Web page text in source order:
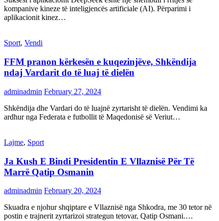
kompanive kineze të inteligjencës artificiale (AI). Përparimi i
aplikacionit kinez…
Sport, Vendi
FFM pranon kërkesën e kuqezinjëve, Shkëndija
ndaj Vardarit do të luaj të dielën
adminadmin February 27, 2024
Shkëndija dhe Vardari do të luajnë zyrtarisht të dielën. Vendimi ka
ardhur nga Federata e futbollit të Maqedonisë së Veriut…
Lajme, Sport
Ja Kush E Bindi Presidentin E Vllaznisë Për Të
Marrë Qatip Osmanin
adminadmin February 20, 2024
Skuadra e njohur shqiptare e Vllaznisë nga Shkodra, me 30 tetor në
postin e trajnerit zyrtarizoi strategun tetovar, Qatip Osmani.…